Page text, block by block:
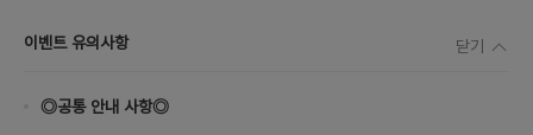
이벤트 유의사항 닫기
◎공통 안내 사항◎